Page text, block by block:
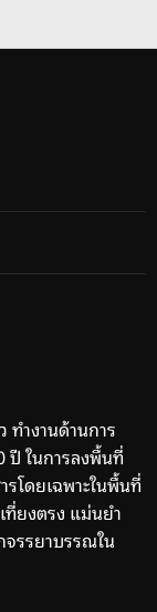
ทำงานด้านการ
ปี ในการลงพื้นที่
รโดยเฉพาะในพื้นที่
ที่ยงตรง แม่นยำ
รรยาบรรณใน